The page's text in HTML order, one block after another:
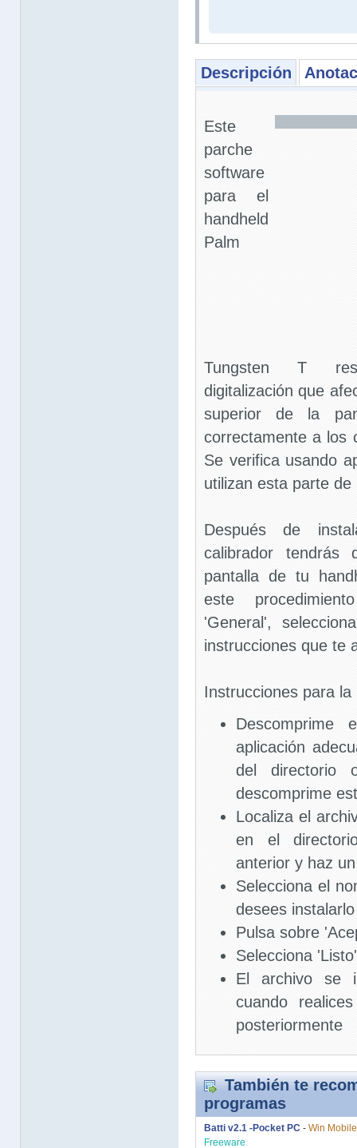
Descripción
Este
parche
software
para el
handheld
Palm
Tungsten T
digitalización que
superior de la
correctamente a los
Se verifica usando
utilizan esta parte de
Después de
calibrador
pantalla de tu
este
'General',
instrucciones que te
Instrucciones para la
Descomprime
aplicación
del directorio
descomprime
Localiza el
en el
anterior y haz
Selecciona el
desees instalarlo
Pulsa sobre
Selecciona 'Listo'
El archivo se
cuando
posteriormente
También te
programas
Batti v2.1 -Pocket PC - Win
Freeware